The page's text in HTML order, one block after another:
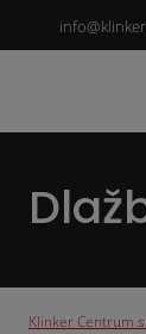
Klinker Centrum